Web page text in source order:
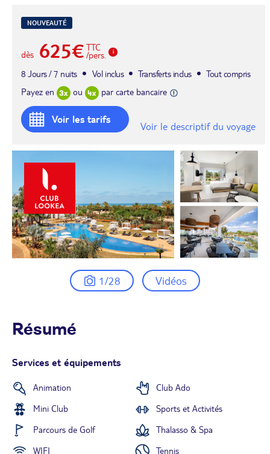
NOUVEAUTÉ
dès 625€ TTC
/pers.
8 Jours / 7 nuits
Vol inclus Transferts inclus
Tout compris
Payez en
ou par carte bancaire
Voir les tarifs
Voir le descriptif du voyage
1/28 Vidéos
Résumé
Services et équipements
Animation
Club Ado
Mini Club
Sports et Activités
Parcours de Golf
Thalasso & Spa
WIFI
Tennis